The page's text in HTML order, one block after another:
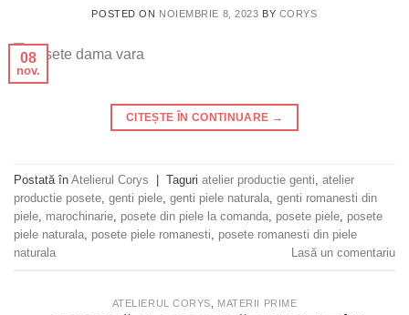
POSTED ON NOIEMBRIE 8, 2023 BY CORYS
08
nov.
CITEȘTE ÎN CONTINUARE →
Postată în Atelierul Corys Taguri atelier productie genti atelier
productie posete genti piele genti piele naturala genti romanesti din
piele marochinarie posete din piele la comanda posete piele posete
piele naturala posete piele romanesti
posete romanesti din piele
naturala
Lasă un comentariu
ATELIERUL CORYS MATERII PRIME